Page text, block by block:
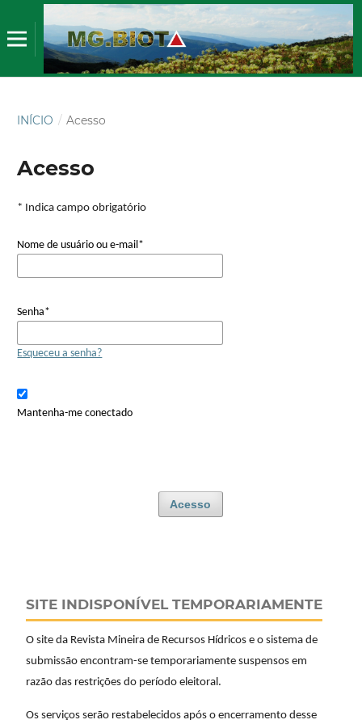
INÍCIO / Acesso
Acesso
* Indica campo obrigatório
Nome de usuário ou e-mail *
Senha*
Esqueceu a senha?
Mantenha-me conectado
Acesso
SITE INDISPONÍVEL TEMPORARIAMENTE
O site da Revista Mineira de Recursos Hídricos e o sistema de
submissão encontram-se temporariamente suspensos em
razão das restrições do período eleitoral.
Os serviços serão restabelecidos após o encerramento desse